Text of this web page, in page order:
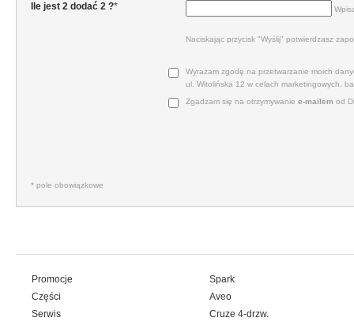
Ile jest 2 dodać 2 ?*
Naciskając przycisk "Wyślij" potwierdzasz
Wyrażam zgodę na przetwarzanie moich
ul. Witolińska 12 w celach marketingowych,
Zgadzam się na otrzymywanie e‑mailem od
* pole obowiązkowe
Promocje
Części
Serwis
Spark
Aveo
Cruze 4-drzw.